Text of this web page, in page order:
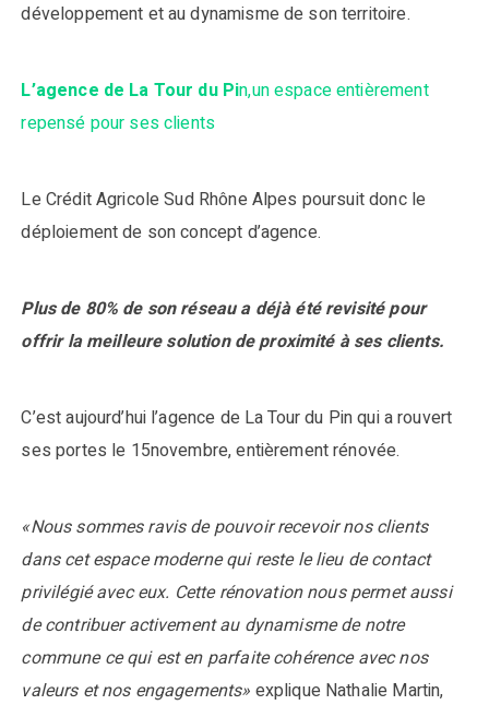
développement et au dynamisme de son territoire.
L’agence de La Tour du Pin,un espace entièrement
repensé pour ses clients
Le Crédit Agricole Sud Rhône Alpes poursuit donc le
déploiement de son concept d’agence.
Plus de 80% de son réseau a déjà été revisité pour
offrir la meilleure solution de proximité à ses clients.
C’est aujourd’hui l’agence de La Tour du Pin qui a rouvert
ses portes le 15novembre, entièrement rénovée.
«Nous sommes ravis de pouvoir recevoir nos clients
dans cet espace moderne qui reste le lieu de contact
privilégié avec eux. Cette rénovation nous permet aussi
de contribuer activement au dynamisme de notre
commune ce qui est en parfaite cohérence avec nos
valeurs et nos engagements» explique Nathalie Martin,